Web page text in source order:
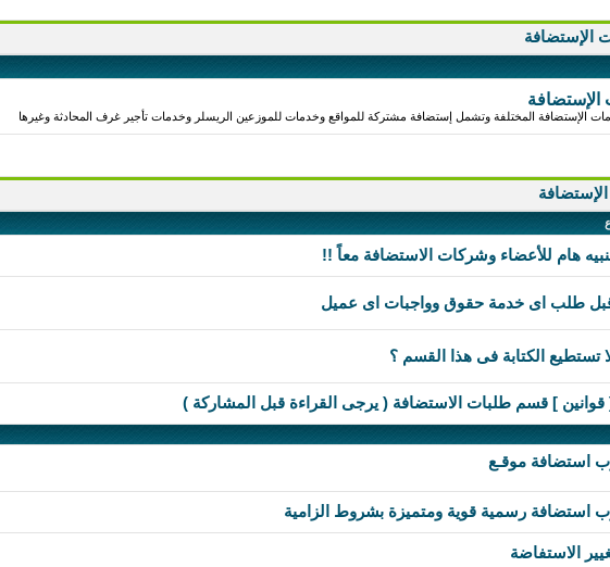
الإستضافة
الإستضافة المختلفة وتشمل إستضافة مشتركة للمواقع وخدمات للموزعين الريسلر وخدمات تأجير غرف المحادثة وغيرها
هام للأعضاء وشركات الاستضافة معاً !!
طلب اى خدمة حقوق وواجبات اى عميل
تستطيع الكتابة فى هذا القسم ؟
قوانين ] قسم طلبات الاستضافة ( يرجى القراءة قبل المشاركة )
استضافة موقـع
استضافة رسمية قوية ومتميزة بشروط الزامية
الاستفاضة